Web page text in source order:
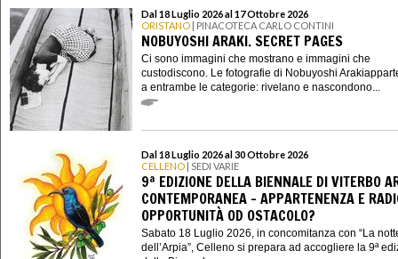
Dal 18 Luglio 2026 al 17 Ottobre 2026
ORISTANO | PINACOTECA CARLO CONTINI
NOBUYOSHI ARAKI. SECRET PAGES
Ci sono immagini che mostrano e immagini che
custodiscono. Le fotografie di Nobuyoshi
a entrambe le categorie: rivelano e nascondono...
Dal 18 Luglio 2026 al 30 Ottobre 2026
CELLENO | SEDI VARIE
9ª EDIZIONE DELLA BIENNALE DI VITERBO
CONTEMPORANEA - APPARTENENZA E
OPPORTUNITÀ OD OSTACOLO?
Sabato 18 Luglio 2026, in concomitanza con “La
dell’Arpia”, Celleno si prepara ad accogliere la 9ª